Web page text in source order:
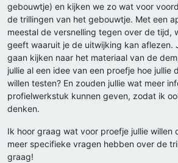
gebouwtje) en kijken we zo wat voor
de trillingen van het gebouwtje. Met een
meestal de versnelling tegen over de tijd,
geeft waaruit je de uitwijking kan aflezen.
gaan kijken naar het materiaal van de
jullie al een idee van een proefje hoe jullie
willen testen? En zouden jullie wat meer
profielwerkstuk kunnen geven, zodat ik
denken.
Ik hoor graag wat voor proefje jullie willen
meer specifieke vragen hebben over de
graag!